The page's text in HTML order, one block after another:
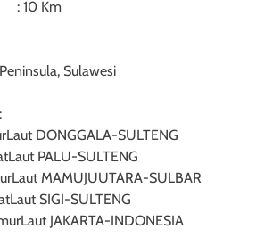
: 10 Km
Sulawesi
DONGGALA-SULTENG
PALU-SULTENG
MAMUJUUTARA-SULBAR
SIGI-SULTENG
JAKARTA-INDONESIA